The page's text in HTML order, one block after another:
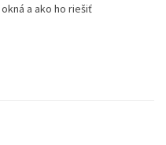
a ako ho riešiť